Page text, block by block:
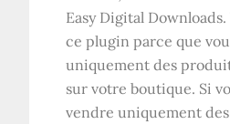
Easy Digital
ce plugin parce que
uniquement des
sur votre boutique. Si
vendre uniquement